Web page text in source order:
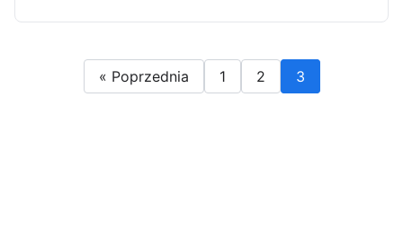
« Poprzednia 1 2 3